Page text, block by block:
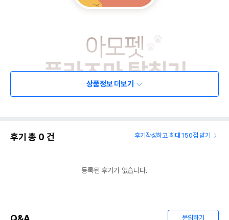
상품정보 더보기
후기 총 0 건 후기작성하고 최대 150점 받기
등록된 후기가 없습니다.
문의하기